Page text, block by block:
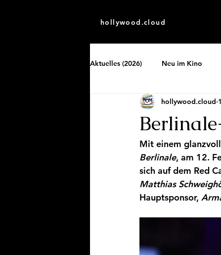
hollywood.cloud
Aktuelles (2026) Neu im Kino
hollywood.cloud
Mit einem
Berlinale, am 12.
sich auf dem Red
Matthias
Hauptsponsor,